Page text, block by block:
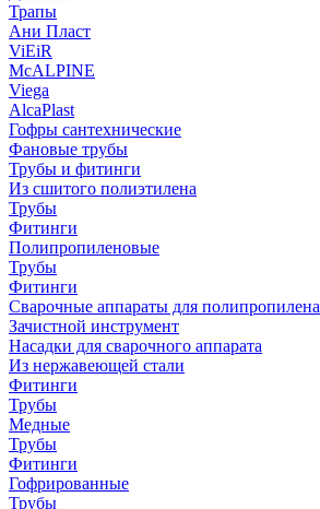
Трапы
Ани Пласт
ViEiR
McALPINE
Viega
AlcaPlast
Гофры сантехнические
Фановые трубы
Трубы и фитинги
Из сшитого полиэтилена
Трубы
Фитинги
Полипропиленовые
Трубы
Фитинги
Сварочные аппараты для полипропилена
Зачистной инструмент
Насадки для сварочного аппарата
Из нержавеющей стали
Фитинги
Трубы
Медные
Трубы
Фитинги
Гофрированные
Трубы